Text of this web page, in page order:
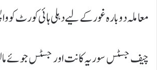
معاملہ دوبارہ غور کے لیے دہلی ہائی کورٹ کو
چیف جسٹس سوریہ کانت اور جسٹس جوئے مالیا